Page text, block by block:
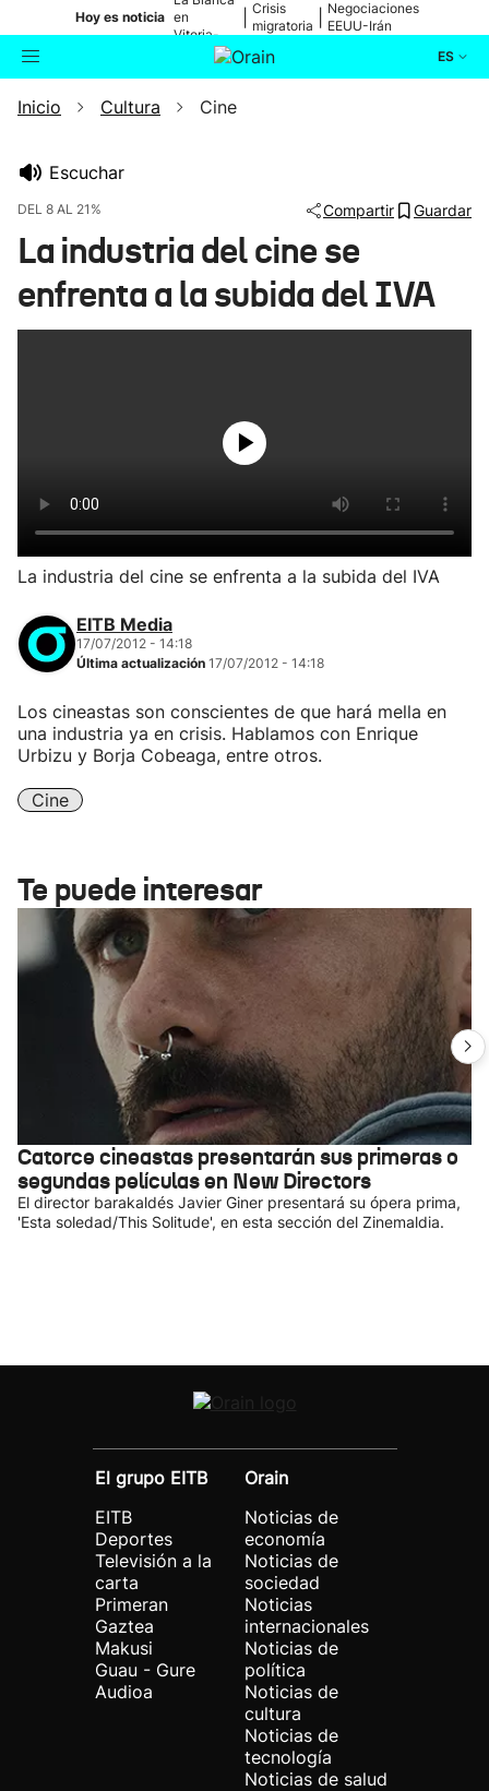
Hoy es noticia en
Vitoria-
Gasteiz
Crisis
migratoria
Negociaciones
EEUU-Irán
ES
Buscador Actualidad
Ikusmiran
Inicio Cultura Cine
Escuchar
DEL 8 AL 21% Compartir Guardar
La industria del cine se
enfrenta a la subida del IVA
La industria del cine se enfrenta a la subida del IVA
EITB Media
17/07/2012 - 14:18
Última actualización 17/07/2012 - 14:18
Los cineastas son conscientes de que hará mella en
una industria ya en crisis. Hablamos con Enrique
Urbizu y Borja Cobeaga, entre otros.
Cine
Te puede interesar
Catorce cineastas presentarán sus primeras o
segundas películas en New Directors
El director barakaldés Javier Giner presentará su ópera prima,
'Esta soledad/This Solitude', en esta sección del Zinemaldia.
El grupo EITB
EITB
Deportes
Televisión a la
carta
Primeran
Gaztea
Makusi
Guau - Gure
Audioa
Orain
Noticias de
economía
Noticias de
sociedad
Noticias
internacionales
Noticias de
política
Noticias de
cultura
Noticias de
tecnología
Noticias de salud